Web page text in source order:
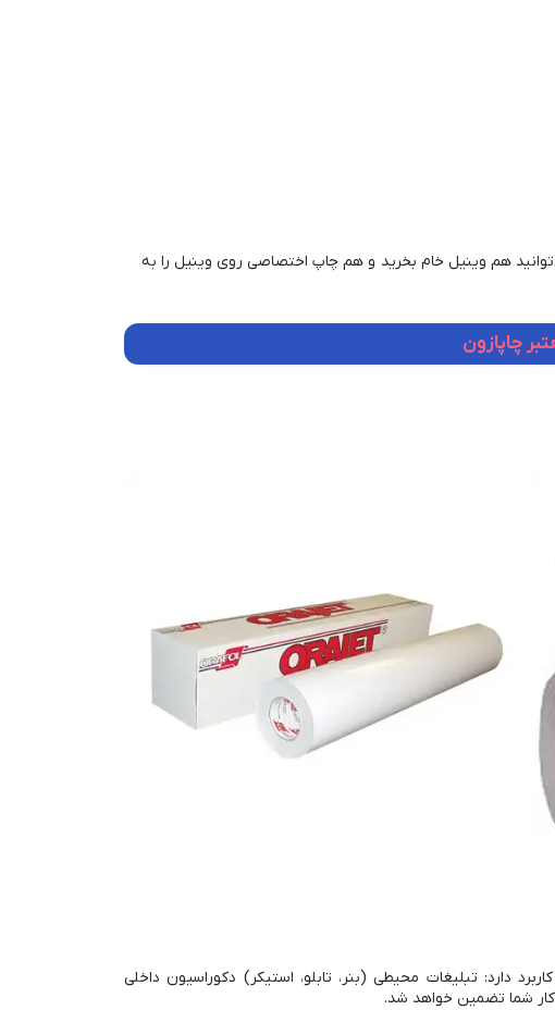
هم وینیل خام بخرید و هم چاپ اختصاصی روی وینیل را به
دارد: تبلیغات محیطی (بنر، تابلو، استیکر) دکوراسیون داخلی
شما تضمین خواهد شد.